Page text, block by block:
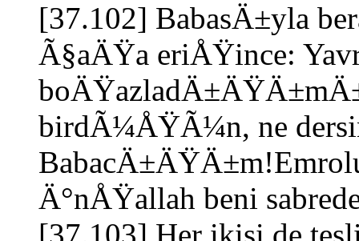
[37.102] BabasÄ±yla
Ã§aÄŸa eriÅŸince:
birdÃ¼ÅŸÃ¼n, ne
Ä°nÅŸallah beni